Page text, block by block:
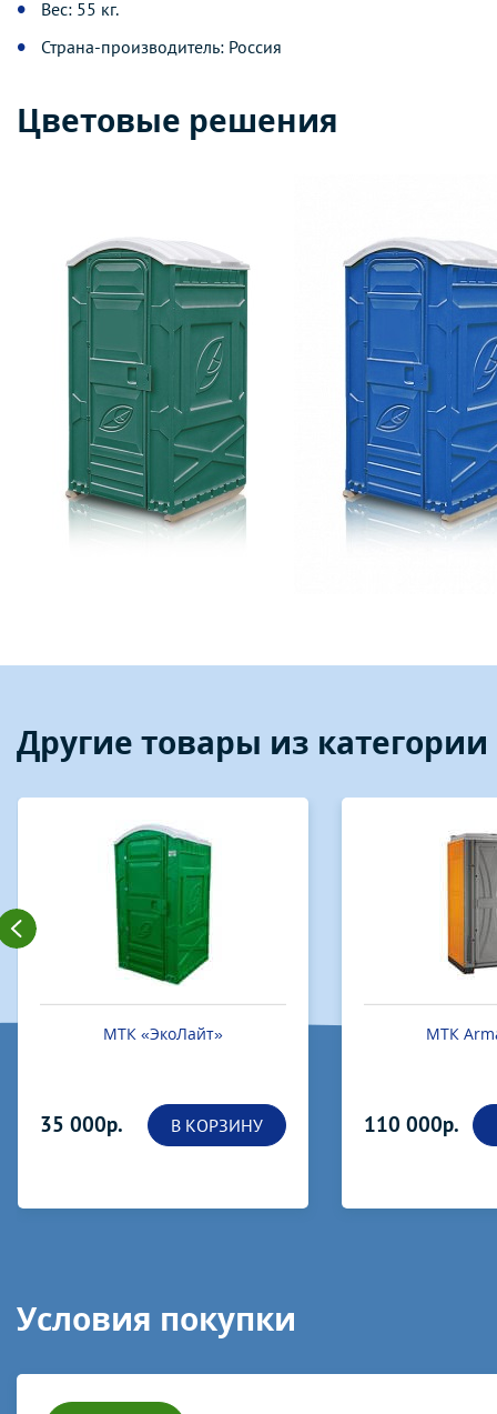
Вес: 55 кг.
Страна-производитель: Россия
Цветовые решения
Другие товары из
МТК «ЭкоЛайт»
35 000р. В КОРЗИНУ
МТК
110 000р.
Условия покупки